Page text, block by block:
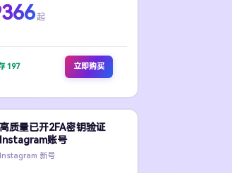
起
197 立即购买
高质量已开2FA密钥验证
Instagram账号
Instagram 新号